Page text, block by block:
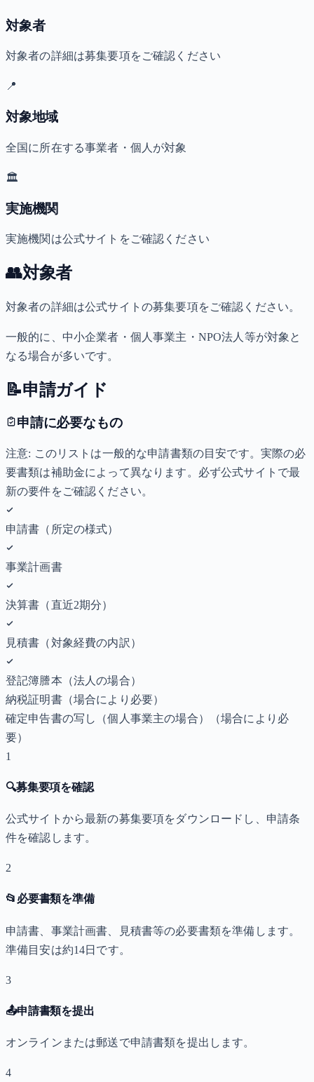
対象者
対象者の詳細は募集要項をご確認ください
📍
対象地域
全国に所在する事業者・個人が対象
🏛️
実施機関
実施機関は公式サイトをご確認ください
👥対象者
対象者の詳細は公式サイトの募集要項をご確認ください。
一般的に、中小企業者・個人事業主・NPO法人等が対象と
なる場合が多いです。
📝申請ガイド
申請に必要なもの
注意: このリストは一般的な申請書類の目安です。実際の必
要書類は補助金によって異なります。必ず公式サイトで最
新の要件をご確認ください。
申請書（所定の様式）
事業計画書
決算書（直近2期分）
見積書（対象経費の内訳）
登記簿謄本（法人の場合）
納税証明書（場合により必要）
確定申告書の写し（個人事業主の場合）
（場合により必
要）
1
🔍募集要項を確認
公式サイトから最新の募集要項をダウンロードし、申請条
件を確認します。
2
📂 必要書類を準備
申請書、事業計画書、見積書等の必要書類を準備します。
準備目安は約14日です。
3
📤申請書類を提出
オンラインまたは郵送で申請書類を提出します。
4